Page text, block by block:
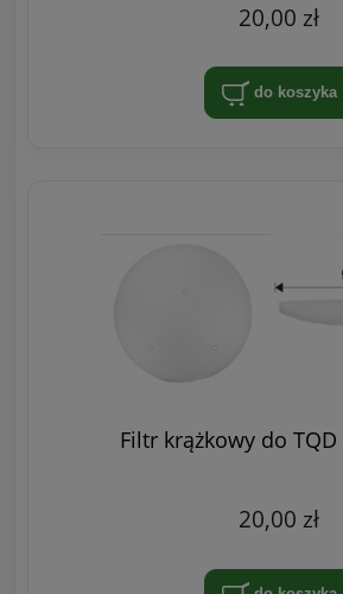
20,00 zł
do koszyka
Filtr krążkowy do TQD
20,00 zł